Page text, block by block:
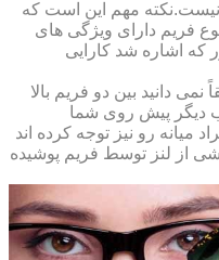
نیست.نکته مهم این است که
فریم دارای ویژگی های
که اشاره شد کارایی
دانید بین دو فریم بالا
دیگر پیش روی شما
میانه رو نیز توجه کرده اند
از لنز توسط فریم پوشیده